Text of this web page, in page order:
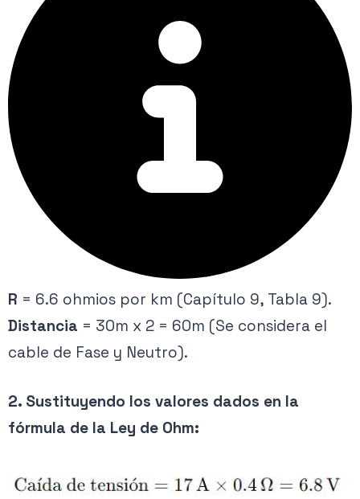
R = 6.6 ohmios por km (Capítulo 9, Tabla 9).
Distancia = 30m x 2 = 60m (Se considera el
cable de Fase y Neutro).
2. Sustituyendo los valores dados en la
fórmula de la Ley de Ohm: